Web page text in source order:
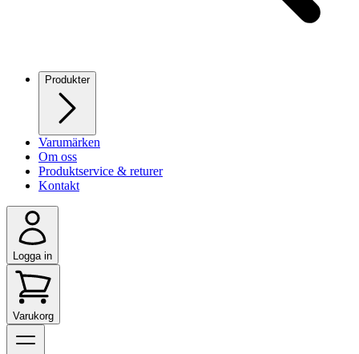
Produkter
Varumärken
Om oss
Produktservice & returer
Kontakt
Logga in
Varukorg